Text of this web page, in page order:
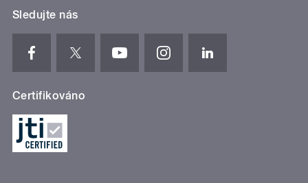
Sledujte nás
Certifikováno